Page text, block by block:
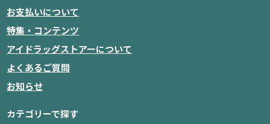
お支払いについて
特集・コンテンツ
アイドラッグストアーについて
よくあるご質問
お知らせ
カテゴリーで探す